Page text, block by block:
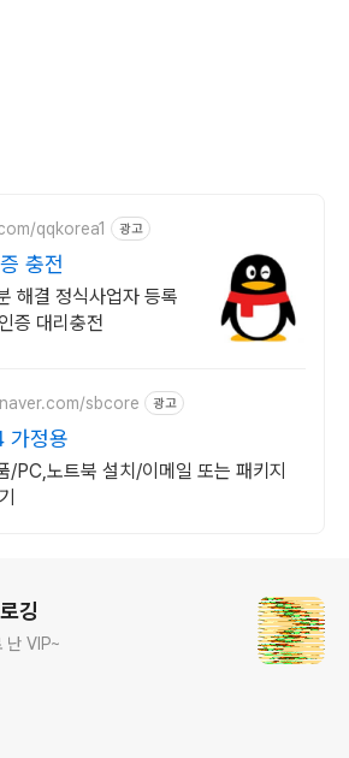
qqkorea1 광고
충전
해결 정식사업자 등록
인증 대리충전
sbcore 광고
가정용
/PC,노트북 설치/이메일 또는 패키지
깅
난 VIP~